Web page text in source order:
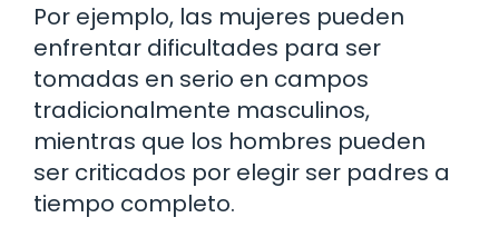
Por ejemplo, las mujeres pueden
enfrentar dificultades para ser
tomadas en serio en campos
tradicionalmente masculinos,
mientras que los hombres pueden
ser criticados por elegir ser padres a
tiempo completo.